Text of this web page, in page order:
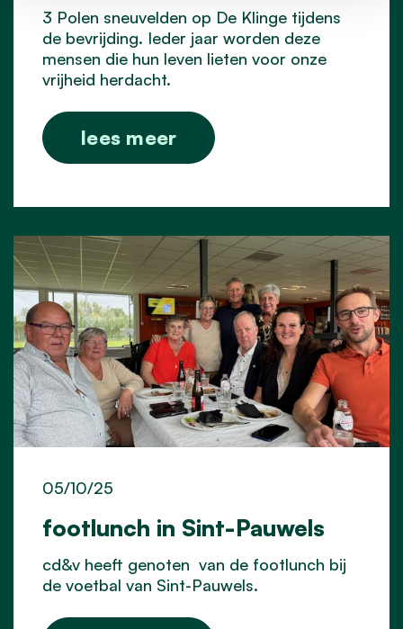
3 Polen sneuvelden op De Klinge tijdens
de bevrijding. Ieder jaar worden deze
mensen die hun leven lieten voor onze
vrijheid herdacht.
lees meer
footlunch in Sint-Pauwels
05/10/25
cd&v heeft genoten van de footlunch bij
de voetbal van Sint-Pauwels.